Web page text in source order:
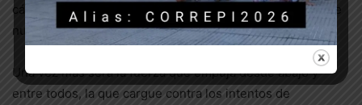
cárcel común a José Pérez Buscarolo y a cada asesino de
nuestras pibas y pibes.
Una vez más será la fuerza que empuja desde abajo y
entre todos, la que cargue contra los intentos de